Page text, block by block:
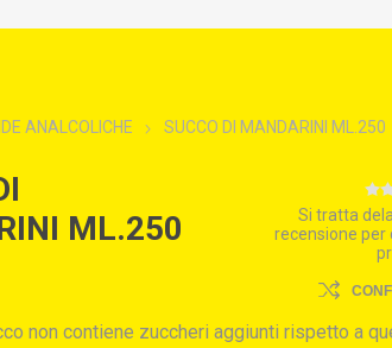
ANALCOLICHE SUCCO DI MANDARINI ML.250
ML.250
Si tratta
recensione per
non contiene zuccheri aggiunti rispetto a